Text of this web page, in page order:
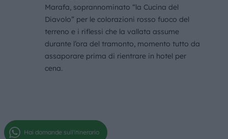
Marafa, soprannominato “la Cucina del
Diavolo” per le colorazioni rosso fuoco del
terreno e i riflessi che la vallata assume
durante l’ora del tramonto, momento tutto da
assaporare prima di rientrare in hotel per
cena.
Hai domande sull'itinerario